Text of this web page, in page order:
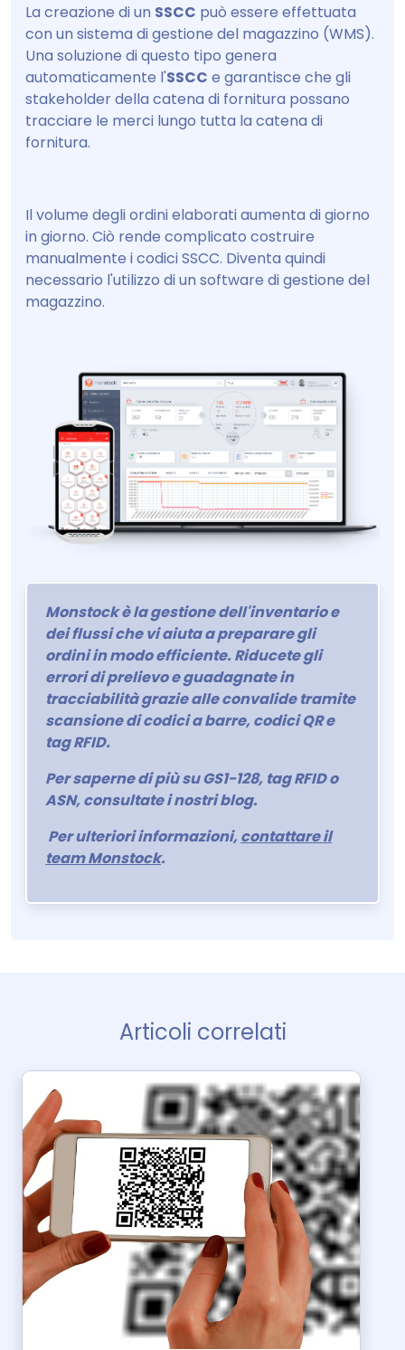
La creazione di un SSCC può essere effettuata
con un sistema di gestione del magazzino (WMS).
Una soluzione di questo tipo genera
automaticamente l'SSCC e garantisce che gli
stakeholder della catena di fornitura possano
tracciare le merci lungo tutta la catena di
fornitura.
Il volume degli ordini elaborati aumenta di giorno
in giorno. Ciò rende complicato costruire
manualmente i codici SSCC. Diventa quindi
necessario l'utilizzo di un software di gestione del
magazzino.
Monstock è la gestione dell'inventario e
dei flussi che vi aiuta a preparare gli
ordini in modo efficiente. Riducete gli
errori di prelievo e guadagnate in
tracciabilità grazie alle convalide tramite
scansione di codici a barre, codici QR e
tag RFID.
Per saperne di più su GS1-128, tag RFID o
ASN, consultate i nostri blog.
Per ulteriori informazioni,contattare il
team Monstock.
Articoli correlati